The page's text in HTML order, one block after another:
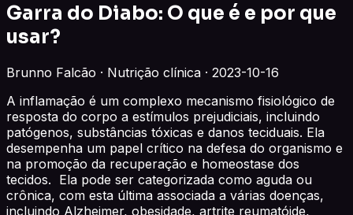
Garra do Diabo: O que é e por que
usar?
Brunno Falcão · Nutrição clínica · 2023-10-16
A inflamação é um complexo mecanismo fisiológico de
resposta do corpo a estímulos prejudiciais, incluindo
patógenos, substâncias tóxicas e danos teciduais. Ela
desempenha um papel crítico na defesa do organismo e
na promoção da recuperação e homeostase dos
tecidos. Ela pode ser categorizada como aguda ou
crônica, com esta última associada a várias doenças,
incluindo Alzheimer, obesidade, artrite reumatóide,